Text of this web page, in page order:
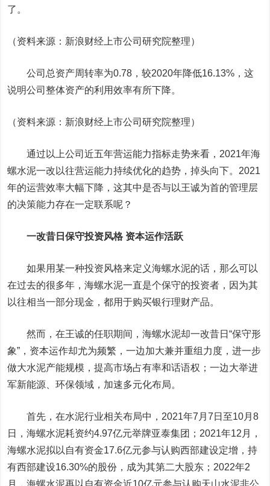
了。
（资料来源：新浪财经上市公司研究院整理）
公司总资产周转率为0.78，较2020年降低16.13%，这
说明公司整体资产的利用效率有所下降。
（资料来源：新浪财经上市公司研究院整理）
通过以上公司近五年营运能力指标走势来看，2021年海
螺水泥一改以往营运能力持续优化的趋势，掉头向下。2021
年的运营效率大幅下降，这其中是否与以王诚为首的管理层
的决策能力存在一定联系呢？
一改昔日保守投资风格 资本运作活跃
如果用某一种投资风格来定义海螺水泥的话，那么可以
在过去的很多年，海螺水泥一直是个保守的投资者，因为其
以往相当一部分现金，都用于购买银行理财产品。
然而，在王诚的任职期间，海螺水泥却一改昔日“保守形
象”，资本运作却尤为频繁，一边加大兼并重组力度，进一步
做大水泥产能规模，提高市场占有率和话语权；一边大举进
军新能源、环保领域，加速多元化布局。
首先，在水泥行业相关布局中，2021年7月7日至10月8
日，海螺水泥耗资约4.97亿元举牌亚泰集团 ；2021年12月，
海螺水泥拟以自有资金17.6亿元参与认购西部建设定增，持
有西部建设16.30%的股份，成为其第二大股东；2022年2
月，海螺水泥再以自有资金近10亿元参与认购天山水泥非公